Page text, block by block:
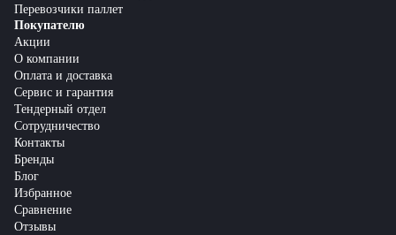
Перевозчики паллет
Покупателю
Акции
О компании
Оплата и доставка
Сервис и гарантия
Тендерный отдел
Сотрудничество
Контакты
Бренды
Блог
Избранное
Сравнение
Отзывы